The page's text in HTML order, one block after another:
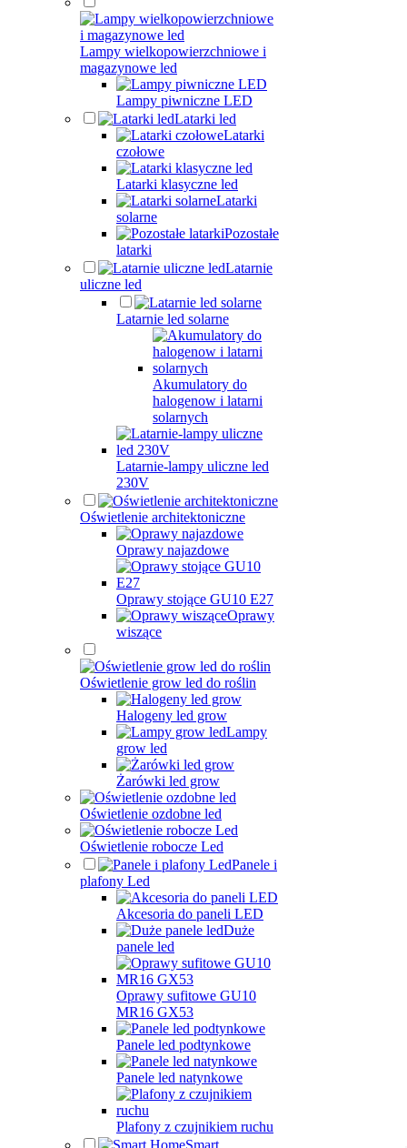
Lampy wielkopowierzchniowe i
magazynowe led
Lampy piwniczne LED
Latarki led
Latarki
czołowe
Latarki klasyczne led
Latarki
solarne
Pozostałe
latarki
Latarnie
uliczne led
Latarnie led solarne
Akumulatory do
halogenow i latarni
solarnych
Latarnie-lampy uliczne led
230V
Oświetlenie architektoniczne
Oprawy najazdowe
Oprawy stojące GU10 E27
Oprawy
wiszące
Oświetlenie grow led do roślin
Halogeny led grow
Lampy
grow led
Żarówki led grow
Oświetlenie ozdobne led
Oświetlenie robocze Led
Panele i
plafony Led
Akcesoria do paneli LED
Duże
panele led
Oprawy sufitowe GU10
MR16 GX53
Panele led podtynkowe
Panele led natynkowe
Plafony z czujnikiem ruchu
Smart